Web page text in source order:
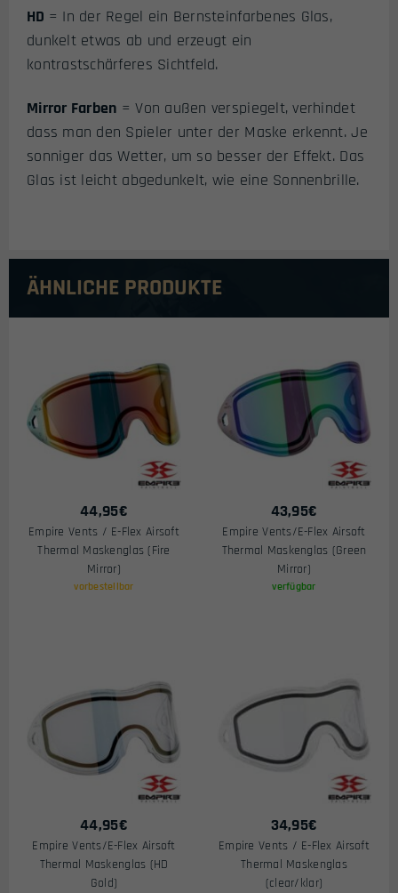
HD = In der Regel ein Bernsteinfarbenes Glas,
dunkelt etwas ab und erzeugt ein
kontrastschärferes Sichtfeld.
Mirror Farben = Von außen verspiegelt, verhindet
dass man den Spieler unter der Maske erkennt. Je
sonniger das Wetter, um so besser der Effekt. Das
Glas ist leicht abgedunkelt, wie eine Sonnenbrille.
ÄHNLICHE PRODUKTE
44,95€
Empire Vents / E-Flex Airsoft
Thermal Maskenglas (Fire
Mirror)
vorbestellbar
43,95€
Empire Vents/E-Flex Airsoft
Thermal Maskenglas (Green
Mirror)
verfügbar
44,95€
Empire Vents/E-Flex Airsoft
Thermal Maskenglas (HD
Gold)
34,95€
Empire Vents / E-Flex Airsoft
Thermal Maskenglas
(clear/klar)